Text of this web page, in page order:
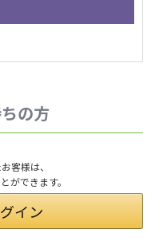
の方
客様は、
ができます。